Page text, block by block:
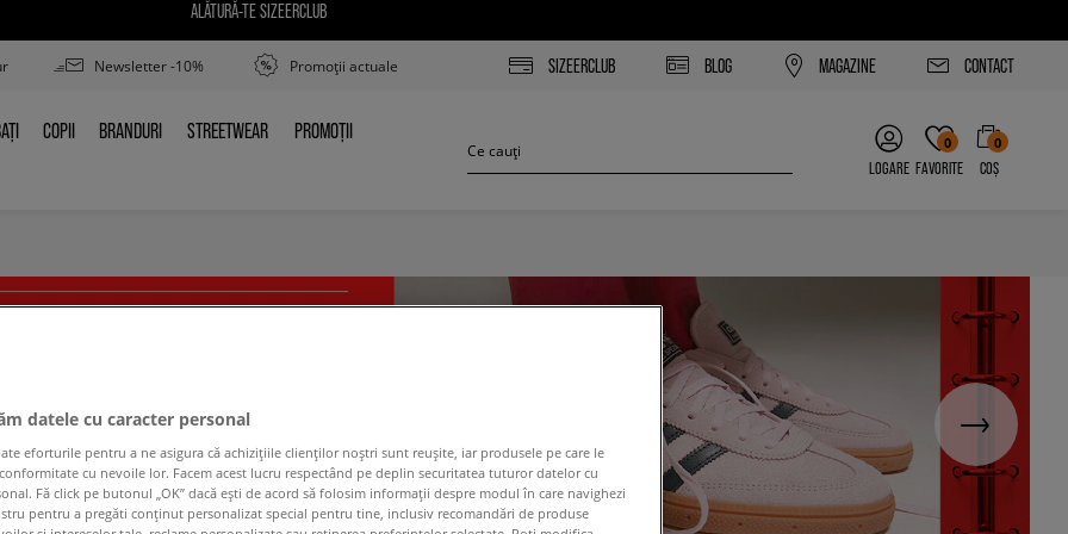
ALĂTURĂ-TE SIZEERCLUB
Newsletter -10% Promoții actuale SIZEERCLUB BLOG MAGAZINE CONTACT
COPII
COPII BRANDURI
BRANDURI STREETWEAR
STREETWEAR PROMOȚII
PROMOȚII
LOGARE
0
FAVORITE
0
COȘ
datele cu caracter personal
eforturile pentru a ne asigura că achizițiile clienților noștri sunt reușite, iar produsele pe care le
cu nevoile lor. Facem acest lucru respectând pe deplin securitatea tuturor datelor cu
Fă click pe butonul „OK” dacă ești de acord să folosim informații despre modul în care navighezi
pentru a pregăti conținut personalizat special pentru tine, inclusiv recomandări de produse